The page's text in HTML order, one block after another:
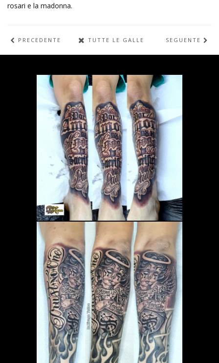
rosari e la madonna.
PRECEDENTE TUTTE LE GALLERIE SEGUENTE